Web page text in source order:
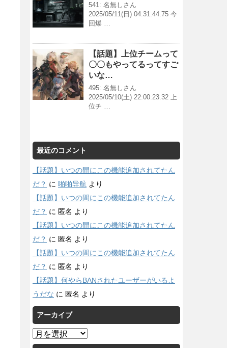
541: 名無しさん
2025/05/11(日) 04:31:44.75 今
回爆 …
【話題】上位チームって
〇〇もやってるってすご
いな…
495: 名無しさん
2025/05/10(土) 22:00:23.32 上
位チ …
最近のコメント
【話題】いつの間にこの機能追加されてたん
だ？ に 啪啪导航 より
【話題】いつの間にこの機能追加されてたん
だ？ に 匿名 より
【話題】いつの間にこの機能追加されてたん
だ？ に 匿名 より
【話題】いつの間にこの機能追加されてたん
だ？ に 匿名 より
【話題】何やらBANされたユーザーがいるよ
うだな に 匿名 より
アーカイブ
ア
ー